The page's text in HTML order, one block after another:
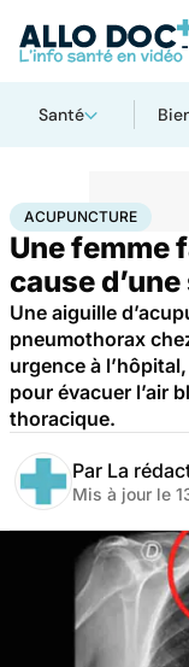
Santé
AccueilSantéMaladies
ACUPUNCTURE
Une femme
cause
Une aiguille
pneumothorax
urgence à
pour évacuer l’air
thoracique.
Par La
Mis à jour le